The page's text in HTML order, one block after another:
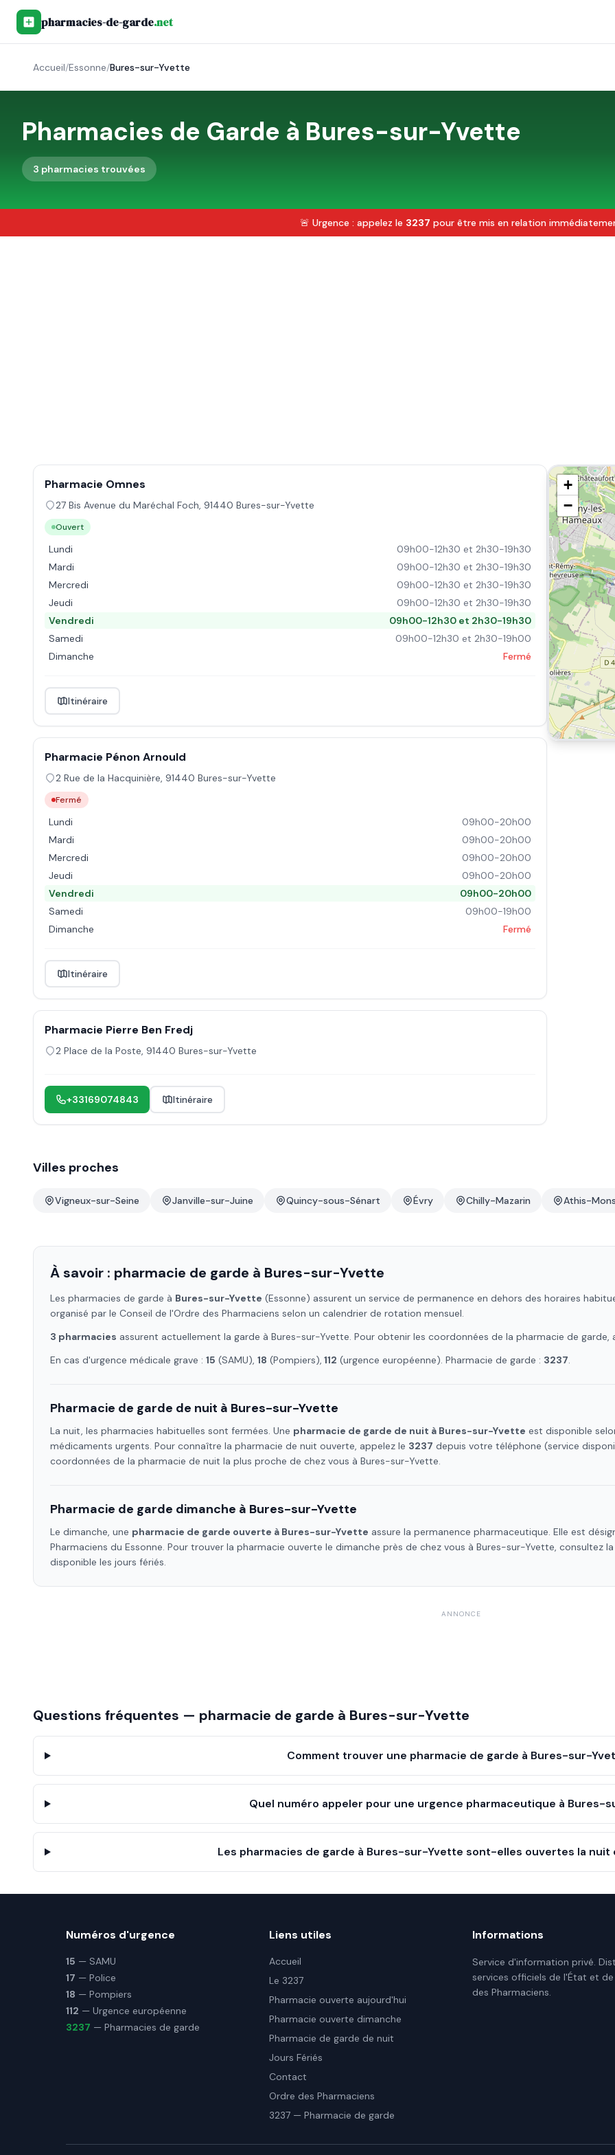
pharmacies-de-garde.net
Accueil/Essonne/Bures-sur-Yvette
Pharmacies de Garde à Bures-sur-Yvette
3 pharmacies trouvées
🚨 Urgence : appelez le 3237 pour être mis en relation
Pharmacie Omnes
27 Bis Avenue du Maréchal Foch, 91440 Bures-sur-Yvette
Ouvert
Lundi
09h00-12h30 et 2h30-19h30
Mardi
09h00-12h30 et 2h30-19h30
Mercredi
09h00-12h30 et 2h30-19h30
Jeudi
09h00-12h30 et 2h30-19h30
Vendredi
09h00-12h30 et 2h30-19h30
Samedi
09h00-12h30 et 2h30-19h00
Dimanche
Fermé
Itinéraire
Pharmacie Pénon Arnould
2 Rue de la Hacquinière, 91440 Bures-sur-Yvette
Fermé
Lundi
09h00-20h00
Mardi
09h00-20h00
Mercredi
09h00-20h00
Jeudi
09h00-20h00
Vendredi
09h00-20h00
Samedi
09h00-19h00
Dimanche
Fermé
Itinéraire
Pharmacie Pierre Ben Fredj
2 Place de la Poste, 91440 Bures-sur-Yvette
+33169074843 Itinéraire
+
−
Villes proches
Vigneux-sur-Seine Janville-sur-Juine Quincy-sous-Sénart Évry Chilly-Mazarin Athis-
À savoir : pharmacie de garde à Bures-sur-Yvette
Les pharmacies de garde à Bures-sur-Yvette (Essonne) assurent un service de permanence en dehors des horaires
organisé par le Conseil de l'Ordre des Pharmaciens selon un calendrier de rotation mensuel.
3 pharmacies assurent actuellement la garde à Bures-sur-Yvette. Pour obtenir les coordonnées de la pharmacie de garde,
En cas d'urgence médicale grave : 15 (SAMU), 18 (Pompiers), 112 (urgence européenne). Pharmacie de garde : 3237.
Pharmacie de garde de nuit à Bures-sur-Yvette
La nuit, les pharmacies habituelles sont fermées. Une pharmacie de garde de nuit à Bures-sur-Yvette est disponible
médicaments urgents. Pour connaître la pharmacie de nuit ouverte, appelez le 3237 depuis votre téléphone (service
coordonnées de la pharmacie de nuit la plus proche de chez vous à Bures-sur-Yvette.
Pharmacie de garde dimanche à Bures-sur-Yvette
Le dimanche, une pharmacie de garde ouverte à Bures-sur-Yvette assure la permanence pharmaceutique. Elle est
Pharmaciens du Essonne. Pour trouver la pharmacie ouverte le dimanche près de chez vous à Bures-sur-Yvette, consultez
disponible les jours fériés.
ANNONCE
Questions fréquentes — pharmacie de garde à Bures-sur-Yvette
Comment trouver une pharmacie de garde à Bures-sur-
Quel numéro appeler pour une urgence pharmaceutique à Bures-
Les pharmacies de garde à Bures-sur-Yvette sont-elles ouvertes la
Numéros d'urgence
15 — SAMU
17 — Police
18 — Pompiers
112 — Urgence européenne
3237 — Pharmacies de garde
Liens utiles
Accueil
Le 3237
Pharmacie ouverte aujourd'hui
Pharmacie ouverte dimanche
Pharmacie de garde de nuit
Jours Fériés
Contact
Ordre des Pharmaciens
3237 — Pharmacie de garde
Informations
Service d'information privé.
services officiels de l'État et
des Pharmaciens.